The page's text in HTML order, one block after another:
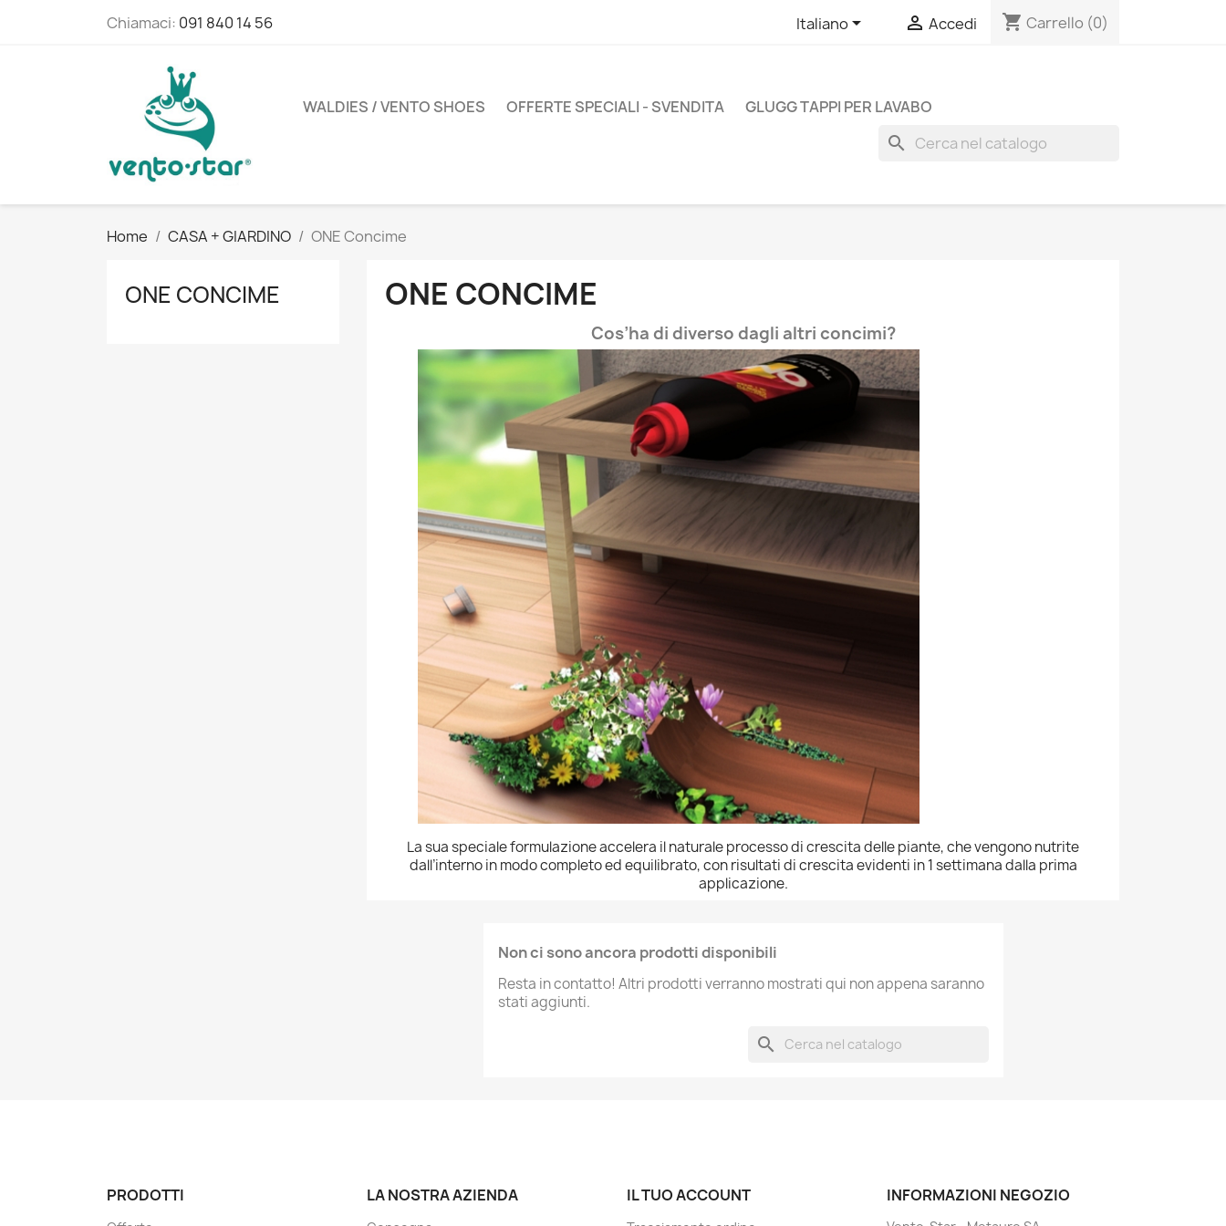
Chiamaci: 091 840 14 56 Italiano  Accedi shopping_cart Carrello (0)
WALDIES / VENTO SHOES OFFERTE SPECIALI - SVENDITA GLUGG TAPPI PER LAVABO
search
Home CASA + GIARDINO ONE Concime
ONE CONCIME ONE CONCIME
Cos’ha di diverso dagli altri concimi?
La sua speciale formulazione accelera il naturale processo di crescita delle piante, che vengono nutrite
dall’interno in modo completo ed equilibrato, con risultati di crescita evidenti in 1 settimana dalla prima
applicazione.
Non ci sono ancora prodotti disponibili
Resta in contatto! Altri prodotti verranno mostrati qui non appena saranno
stati aggiunti.
search
PRODOTTI LA NOSTRA AZIENDA IL TUO ACCOUNT INFORMAZIONI NEGOZIO